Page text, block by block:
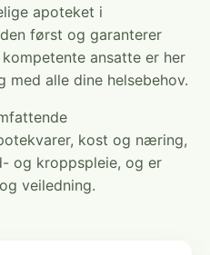
apoteket i
først og garanterer
ansatte er her
alle dine helsebehov.
kost og næring,
og kroppspleie, og er
veiledning.